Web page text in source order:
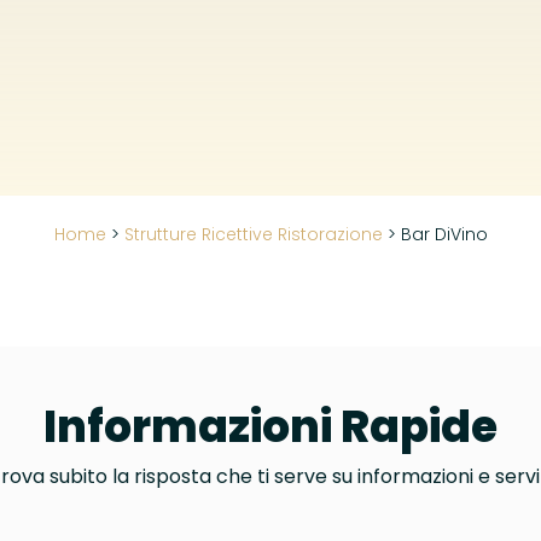
Home > Strutture Ricettive Ristorazione > Bar DiVino
Informazioni Rapide
subito la risposta che ti serve su informazioni e